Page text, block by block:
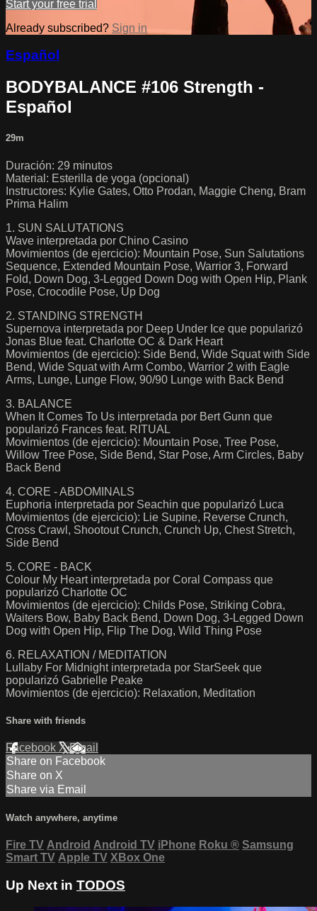
Start your free trial
Already subscribed? Sign in
Español
BODYBALANCE #106 Strength -
Español
29m
Duración: 29 minutos
Material: Esterilla de yoga (opcional)
Instructores: Kylie Gates, Otto Prodan, Maggie Cheng, Bram
Prima Halim
1. SUN SALUTATIONS
Wave interpretada por Chino Casino
Movimientos (de ejercicio): Mountain Pose, Sun Salutations
Sequence, Extended Mountain Pose, Warrior 3, Forward
Fold, Down Dog, 3-Legged Down Dog with Open Hip, Plank
Pose, Crocodile Pose, Up Dog
2. STANDING STRENGTH
Supernova interpretada por Deep Under Ice que popularizó
Jonas Blue feat. Charlotte OC & Dark Heart
Movimientos (de ejercicio): Side Bend, Wide Squat with Side
Bend, Wide Squat with Arm Combo, Warrior 2 with Eagle
Arms, Lunge, Lunge Flow, 90/90 Lunge with Back Bend
3. BALANCE
When It Comes To Us interpretada por Bert Gunn que
popularizó Frances feat. RITUAL
Movimientos (de ejercicio): Mountain Pose, Tree Pose,
Willow Tree Pose, Side Bend, Star Pose, Arm Circles, Baby
Back Bend
4. CORE - ABDOMINALS
Euphoria interpretada por Seachin que popularizó Luca
Movimientos (de ejercicio): Lie Supine, Reverse Crunch,
Cross Crawl, Shootout Crunch, Crunch Up, Chest Stretch,
Side Bend
5. CORE - BACK
Colour My Heart interpretada por Coral Compass que
popularizó Charlotte OC
Movimientos (de ejercicio): Childs Pose, Striking Cobra,
Waiters Bow, Baby Back Bend, Down Dog, 3-Legged Down
Dog with Open Hip, Flip The Dog, Wild Thing Pose
6. RELAXATION / MEDITATION
Lullaby For Midnight interpretada por StarSeek que
popularizó Gabrielle Peake
Movimientos (de ejercicio): Relaxation, Meditation
Share with friends
Facebook XEmail
Share on Facebook
Share on X
Share via Email
Watch anywhere, anytime
Fire TV Android Android TV iPhone Roku ® Samsung
Smart TV Apple TV XBox One
Up Next in TODOS